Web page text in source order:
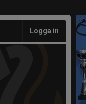
Logga in